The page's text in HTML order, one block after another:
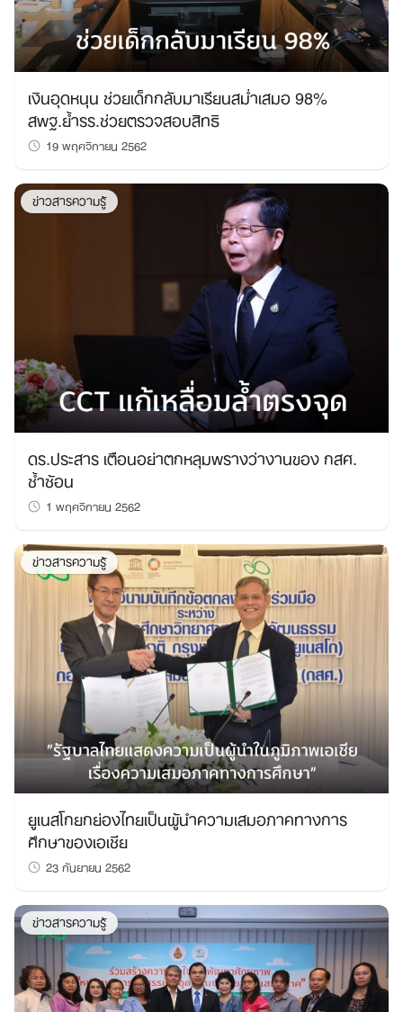
เงินอุดหนุน ช่วยเด็กกลับมาเรียนสม่ำเสมอ 98%
สพฐ.ย้ำรร.ช่วยตรวจสอบสิทธิ
19 พฤศจิกายน 2562
ข่าวสารความรู้
ดร.ประสาร เตือนอย่าตกหลุมพรางว่างานของ กสศ.
ซ้ำซ้อน
1 พฤศจิกายน 2562
ข่าวสารความรู้
ยูเนสโกยกย่องไทยเป็นผู้นำความเสมอภาคทางการ
ศึกษาของเอเชีย
23 กันยายน 2562
ข่าวสารความรู้